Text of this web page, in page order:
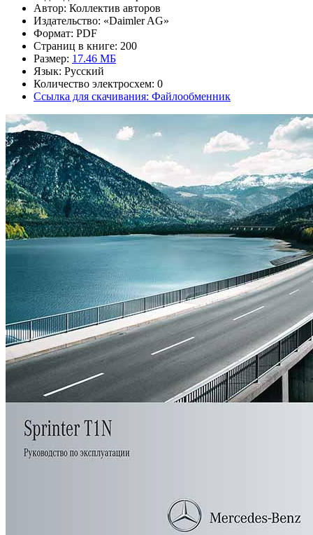
Автор: Коллектив авторов
Издательство: «Daimler AG»
Формат: PDF
Страниц в книге: 200
Размер: 17.46 МБ
Язык: Русский
Количество электросхем: 0
Ссылка для скачивания: Файлообменник